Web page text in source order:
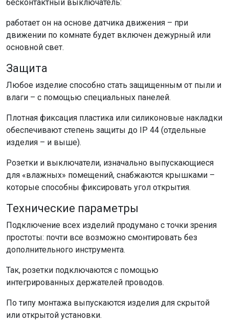
бесконтактный выключатель:
работает он на основе датчика движения – при
движении по комнате будет включен дежурный или
основной свет.
Защита
Любое изделие способно стать защищенным от пыли и
влаги – с помощью специальных панелей.
Плотная фиксация пластика или силиконовые накладки
обеспечивают степень защиты до IP 44 (отдельные
изделия – и выше).
Розетки и выключатели, изначально выпускающиеся
для «влажных» помещений, снабжаются крышками –
которые способны фиксировать угол открытия.
Технические параметры
Подключение всех изделий продумано с точки зрения
простоты: почти все возможно смонтировать без
дополнительного инструмента.
Так, розетки подключаются с помощью
интегрированных держателей проводов.
По типу монтажа выпускаются изделия для скрытой
или открытой установки.